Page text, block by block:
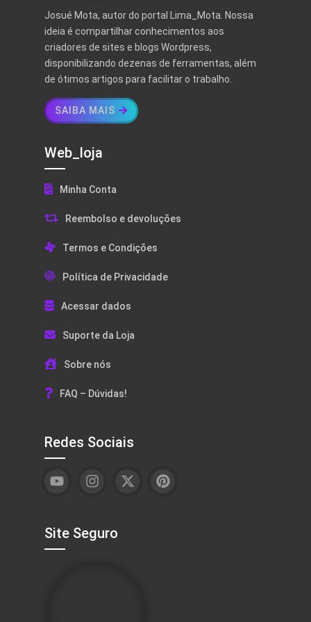
Josué Mota, autor do portal Lima_Mota. Nossa
ideia é compartilhar conhecimentos aos
criadores de sites e blogs Wordpress,
disponibilizando dezenas de ferramentas, além
de ótimos artigos para facilitar o trabalho.
SAIBA MAIS
Web_loja
Minha Conta
Reembolso e devoluções
Termos e Condições
Política de Privacidade
Acessar dados
Suporte da Loja
Sobre nós
FAQ – Dúvidas!
Redes Sociais
Site Seguro